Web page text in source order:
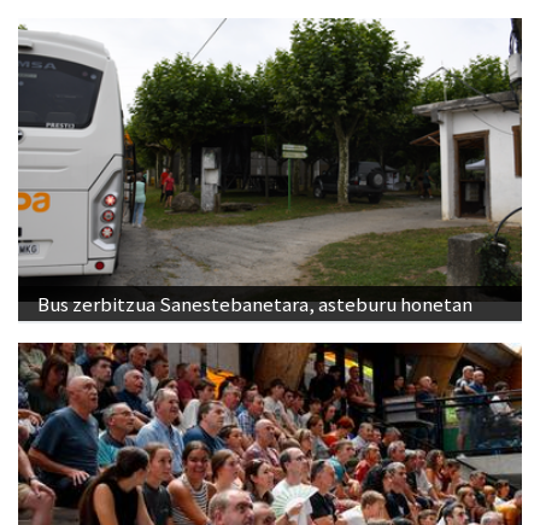
Bus zerbitzua Sanestebanetara, asteburu honetan